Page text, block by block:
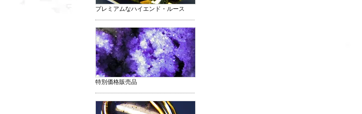
プレミアムなハイエンド・ルース
特別価格販売品